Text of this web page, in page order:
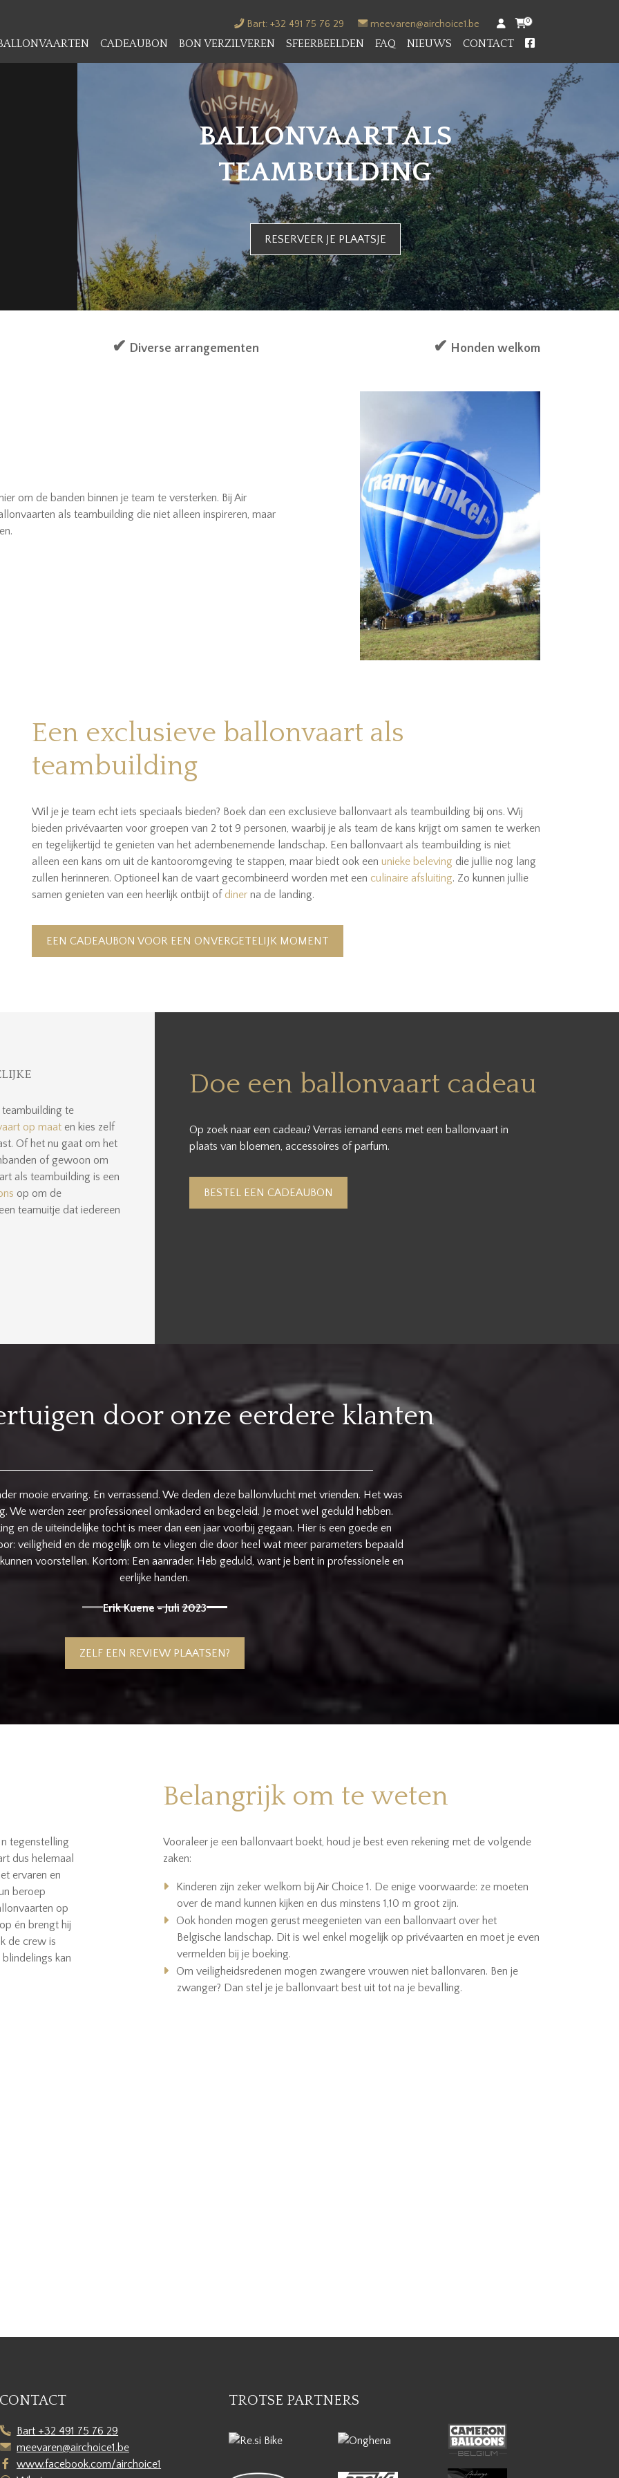
Bart: +32 491 75 76 29 meevaren@airchoice1.be 0
CADEAUBON BON VERZILVEREN SFEERBEELDEN FAQ NIEUWS CONTACT
BALLONVAART ALS
TEAMBUILDING
RESERVEER JE PLAATSJE
✔ Diverse arrangementen ✔ Honden welkom
om de banden binnen je team te versterken. Bij Air
als teambuilding die niet alleen inspireren, maar
Een exclusieve ballonvaart als
teambuilding
Wil je je team echt iets speciaals bieden? Boek dan een exclusieve ballonvaart als teambuilding bij ons. Wij
bieden privévaarten voor groepen van 2 tot 9 personen, waarbij je als team de kans krijgt om samen te werken
en tegelijkertijd te genieten van het adembenemende landschap. Een ballonvaart als teambuilding is niet
alleen een kans om uit de kantooromgeving te stappen, maar biedt ook een unieke beleving die jullie nog lang
zullen herinneren. Optioneel kan de vaart gecombineerd worden met een culinaire afsluiting. Zo kunnen jullie
samen genieten van een heerlijk ontbijt of diner na de landing.
EEN CADEAUBON VOOR EEN ONVERGETELIJK MOMENT
teambuilding te
op maat en kies zelf
Of het nu gaat om het
of gewoon om
als teambuilding is een
op om de
teamuitje dat iedereen
Doe een ballonvaart cadeau
Op zoek naar een cadeau? Verras iemand eens met een ballonvaart in
plaats van bloemen, accessoires of parfum.
BESTEL EEN CADEAUBON
door onze eerdere klanten
meegevlogen. Piloot neemt uitgebreid zijn tijd om de dochter gerust te stellen en
een extra zachte landing. Geweldige ervaring, kan het iedereen aanraden.
Stefanie - Juni 2020
ZELF EEN REVIEW PLAATSEN?
tegenstelling
dus helemaal
ervaren en
beroep
op
én brengt hij
de crew is
kan
Belangrijk om te weten
Vooraleer je een ballonvaart boekt, houd je best even rekening met de volgende
zaken:
Kinderen zijn zeker welkom bij Air Choice 1. De enige voorwaarde: ze moeten
over de mand kunnen kijken en dus minstens 1,10 m groot zijn.
Ook honden mogen gerust meegenieten van een ballonvaart over het
Belgische landschap. Dit is wel enkel mogelijk op privévaarten en moet je even
vermelden bij je boeking.
Om veiligheidsredenen mogen zwangere vrouwen niet ballonvaren. Ben je
zwanger? Dan stel je je ballonvaart best uit tot na je bevalling.
CONTACT
Bart +32 491 75 76 29
meevaren@airchoice1.be
www.facebook.com/airchoice1
TROTSE PARTNERS